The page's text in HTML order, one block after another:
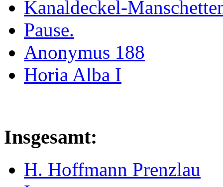
Kanaldeckel-
Pause.
Anonymus 188
Horia Alba I
Insgesamt:
H. Hoffmann Prenzlau